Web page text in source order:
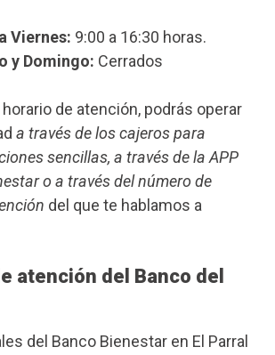
Viernes: 9:00 a 16:30 horas.
y Domingo: Cerrados
de atención, podrás operar
a través de los cajeros para
sencillas, a través de la APP
o a través del número de
del que te hablamos a
atención del Banco del
del Banco Bienestar en El Parral